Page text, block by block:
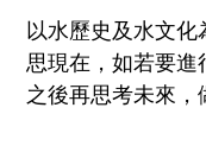
以水歷史及水文
思現在，如若要
之後再思考未來，